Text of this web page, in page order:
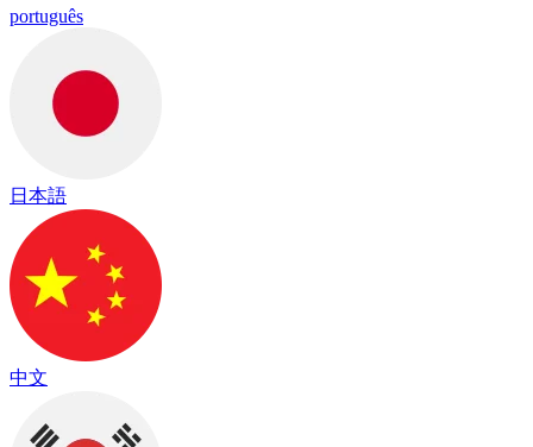
português
日本語
中文